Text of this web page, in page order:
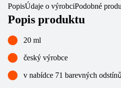
PopisÚdaje o výrobciPodobné
Popis produktu
20 ml
český výrobce
v nabídce 71 barevných odstínů